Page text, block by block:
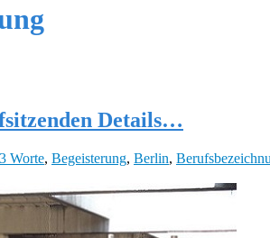
Details…
3 Worte, Begeisterung, Berlin,